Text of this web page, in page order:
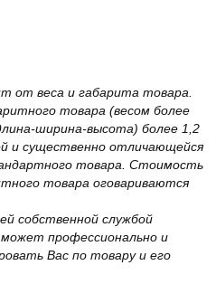
от веса и габарита товара.
товара (весом более
ширина-высота) более 1,2
существенно отличающейся
товара. Стоимость
товара оговариваются
собственной службой
профессионально и
Вас по товару и его